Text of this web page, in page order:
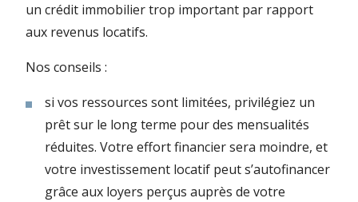
un crédit immobilier trop important par rapport
aux revenus locatifs.
Nos conseils :
si vos ressources sont limitées, privilégiez un
prêt sur le long terme pour des mensualités
réduites. Votre effort financier sera moindre, et
votre investissement locatif peut s’autofinancer
grâce aux loyers perçus auprès de votre